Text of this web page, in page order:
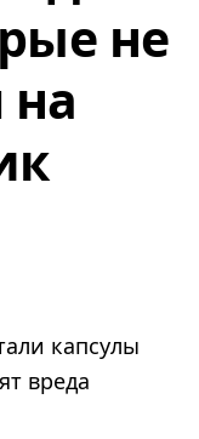
не
на
капсулы
вреда